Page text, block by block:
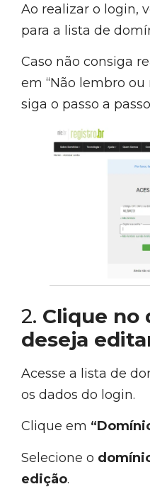
Ao realizar o login,
para a lista de
Caso não consiga
em “Não lembro ou
siga o passo a
2. Clique no
deseja
Acesse a lista de
os dados do login.
Clique em
Selecione o
edição.